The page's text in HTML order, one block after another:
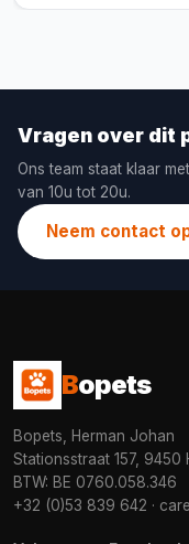
Vragen over dit
Ons team staat klaar
van 10u tot 20u.
Neem contact
Bopets
Bopets, Herman Johan
Stationsstraat 157, 9450
BTW: BE 0760.058.346
+32 (0)53 839 642 ·